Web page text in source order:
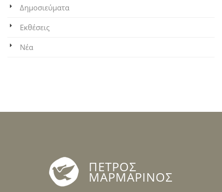
Δημοσιεύματα
Εκθέσεις
Νέα
ΠΕΤΡΟΣ
ΜΑΡΜΑΡΙΝΟΣ